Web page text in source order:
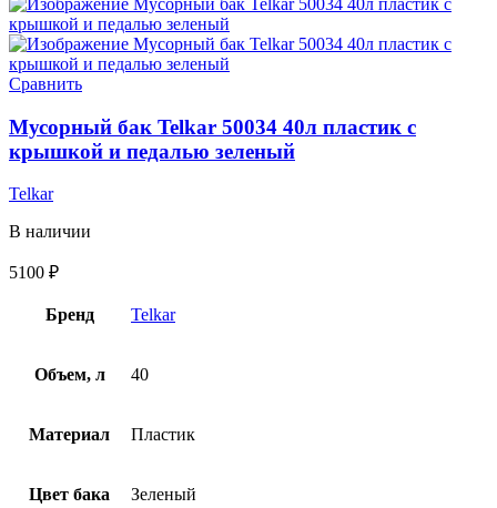
Сравнить
Мусорный бак Telkar 50034 40л пластик с
крышкой и педалью зеленый
Telkar
В наличии
5100 ₽
Бренд Telkar
Объем, л 40
Материал Пластик
Цвет бака Зеленый